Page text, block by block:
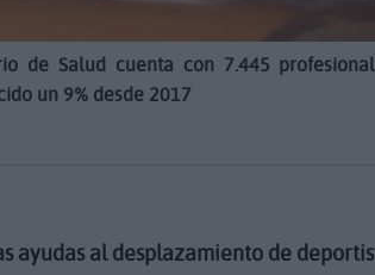
de Salud cuenta con 7.445
un 9% desde 2017
ayudas al desplazamiento de